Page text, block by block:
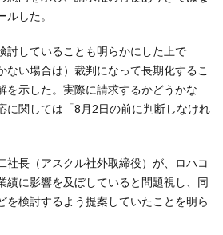
した。
討していることも明らかにした上で
ない場合は）裁判になって長期化するこ
を示した。実際に請求するかどうかな
に関しては「8月2日の前に判断しなけれ
社長（アスクル社外取締役）が、ロハコ
績に影響を及ぼしていると問題視し、同
を検討するよう提案していたことを明ら